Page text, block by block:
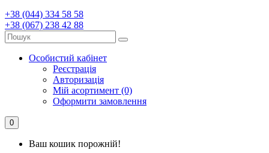
+38 (044) 334 58 58
+38 (067) 238 42 88
Особистий кабінет
Реєстрація
Авторизація
Мій асортимент (0)
Оформити замовлення
0
Ваш кошик порожній!